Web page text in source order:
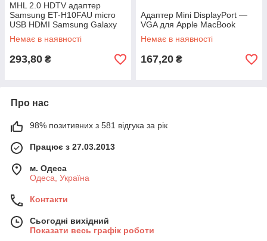
MHL 2.0 HDTV адаптер
Samsung ET-H10FAU micro
USB HDMI Samsung Galaxy
S4 i9500
Немає в наявності
293,80 ₴
Адаптер Mini DisplayPort —
VGA для Apple MacBook
Немає в наявності
167,20 ₴
Про нас
98% позитивних з 581 відгука за рік
Працює з 27.03.2013
м. Одеса
Одеса, Україна
Контакти
Сьогодні вихідний
Показати весь графік роботи